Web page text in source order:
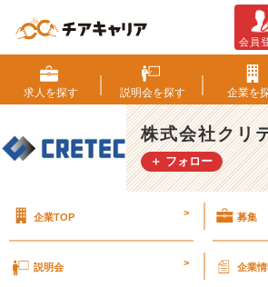
2
8
期
【社
外
秘】
画
会員
求人を探す 説明会を探す 企業を
株式会社クリ
＋ フォロー
企業TOP > 募集
説明会 > 企業情